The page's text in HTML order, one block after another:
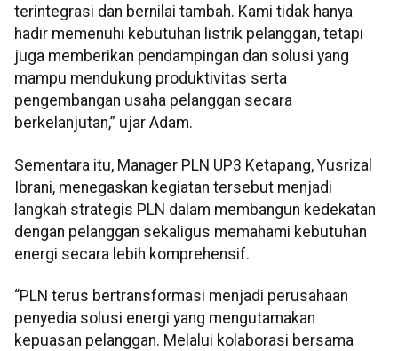
terintegrasi dan bernilai tambah. Kami tidak hanya
hadir memenuhi kebutuhan listrik pelanggan, tetapi
juga memberikan pendampingan dan solusi yang
mampu mendukung produktivitas serta
pengembangan usaha pelanggan secara
berkelanjutan,” ujar Adam.
Sementara itu, Manager PLN UP3 Ketapang, Yusrizal
Ibrani, menegaskan kegiatan tersebut menjadi
langkah strategis PLN dalam membangun kedekatan
dengan pelanggan sekaligus memahami kebutuhan
energi secara lebih komprehensif.
“PLN terus bertransformasi menjadi perusahaan
penyedia solusi energi yang mengutamakan
kepuasan pelanggan. Melalui kolaborasi bersama